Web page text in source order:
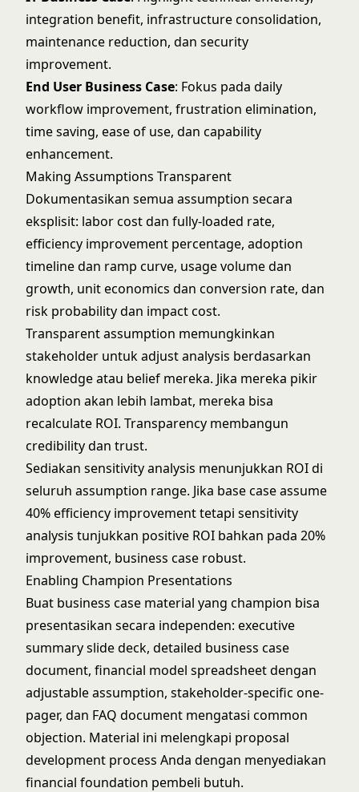
integration benefit, infrastructure consolidation,
maintenance reduction, dan security
improvement.
End User Business Case: Fokus pada daily
workflow improvement, frustration elimination,
time saving, ease of use, dan capability
enhancement.
Making Assumptions Transparent
Dokumentasikan semua assumption secara
eksplisit: labor cost dan fully-loaded rate,
efficiency improvement percentage, adoption
timeline dan ramp curve, usage volume dan
growth, unit economics dan conversion rate, dan
risk probability dan impact cost.
Transparent assumption memungkinkan
stakeholder untuk adjust analysis berdasarkan
knowledge atau belief mereka. Jika mereka pikir
adoption akan lebih lambat, mereka bisa
recalculate ROI. Transparency membangun
credibility dan trust.
Sediakan sensitivity analysis menunjukkan ROI di
seluruh assumption range. Jika base case assume
40% efficiency improvement tetapi sensitivity
analysis tunjukkan positive ROI bahkan pada 20%
improvement, business case robust.
Enabling Champion Presentations
Buat business case material yang champion bisa
presentasikan secara independen: executive
summary slide deck, detailed business case
document, financial model spreadsheet dengan
adjustable assumption, stakeholder-specific one-
pager, dan FAQ document mengatasi common
objection. Material ini melengkapi proposal
development process Anda dengan menyediakan
financial foundation pembeli butuh.